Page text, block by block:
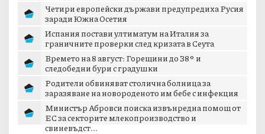
Четири европейски държави предупредиха Русия
заради Южна Осетия
Испания постави ултиматум на Италия за
граничните проверки след кризата в Сеута
Времето на 8 август: Горещини до 38° и
следобедни бури с градушки
Родители обвиняват столична болница за
заразяване на новороденото им бебе с инфекция
Министър Абровси поиска извънредна помощ от
ЕС за секторите млекопроизводство и
свиневъдст...